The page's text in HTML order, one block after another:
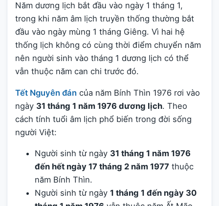
Năm dương lịch bắt đầu vào ngày 1 tháng 1,
trong khi năm âm lịch truyền thống thường bắt
đầu vào ngày mùng 1 tháng Giêng. Vì hai hệ
thống lịch không có cùng thời điểm chuyển năm
nên người sinh vào tháng 1 dương lịch có thể
vẫn thuộc năm can chi trước đó.
Tết Nguyên đán của năm Bính Thìn 1976 rơi vào
ngày 31 tháng 1 năm 1976 dương lịch. Theo
cách tính tuổi âm lịch phổ biến trong đời sống
người Việt:
Người sinh từ ngày 31 tháng 1 năm 1976
đến hết ngày 17 tháng 2 năm 1977 thuộc
năm Bính Thìn.
Người sinh từ ngày 1 tháng 1 đến ngày 30